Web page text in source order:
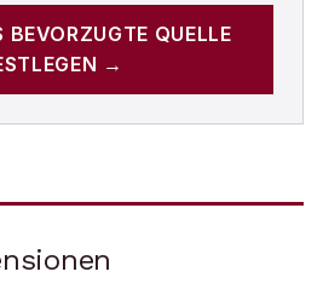
BEVORZUGTE QUELLE
→